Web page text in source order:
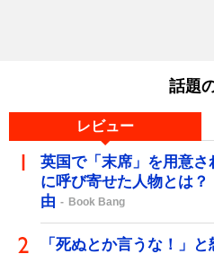
話題
レビュー
英国で「末席」を用意さ
に呼び寄せた人物とは
由
Book Bang
「死ぬとか言うな！」